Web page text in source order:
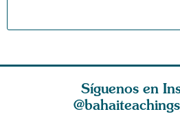
Síguenos en